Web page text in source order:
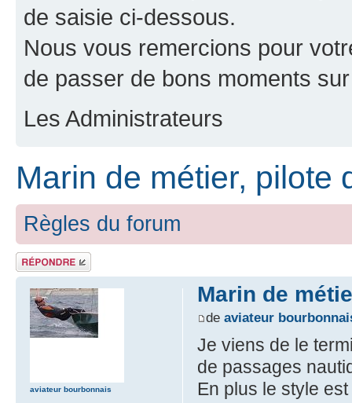
de saisie ci-dessous.
Nous vous remercions pour
de passer de bons moments
Les Administrateurs
Marin de métier, pilote
Règles du forum
Répondre
Marin de
de aviateur
Je viens de le
de passages
En plus le style
aviateur bourbonnais